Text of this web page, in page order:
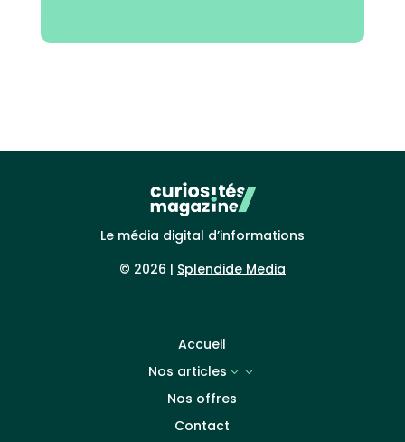
Le média digital d’informations
© 2026 | Splendide Media
Accueil
Nos articles
3
Nos offres
Contact